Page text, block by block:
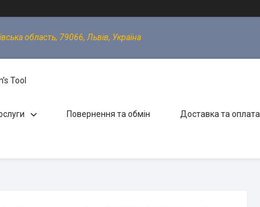
область, 79066, Львів, Україна
Tool
Повернення та обмін Доставка та оплата